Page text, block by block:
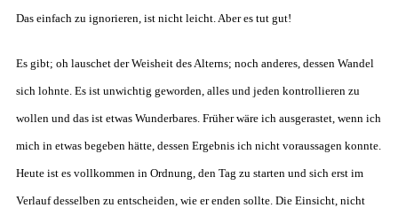
Das einfach zu ignorieren, ist nicht leicht. Aber es tut gut!
Es gibt; oh lauschet der Weisheit des Alterns; noch anderes, dessen Wandel
sich lohnte. Es ist unwichtig geworden, alles und jeden kontrollieren zu
wollen und das ist etwas Wunderbares. Früher wäre ich ausgerastet, wenn ich
mich in etwas begeben hätte, dessen Ergebnis ich nicht voraussagen konnte.
Heute ist es vollkommen in Ordnung, den Tag zu starten und sich erst im
Verlauf desselben zu entscheiden, wie er enden sollte. Die Einsicht, nicht